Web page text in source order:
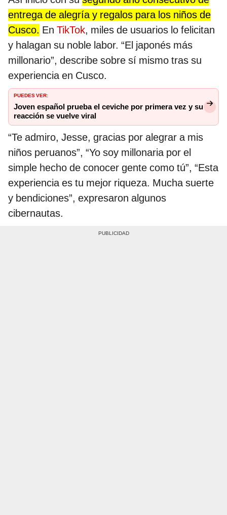
entrega de alegría y regalos para los niños de
Cusco. En TikTok, miles de usuarios lo felicitan
y halagan su noble labor. “El japonés más
millonario”, describe sobre sí mismo tras su
experiencia en Cusco.
PUEDES VER:
Joven español prueba el ceviche por primera vez y su
reacción se vuelve viral
“Te admiro, Jesse, gracias por alegrar a mis
niños peruanos”, “Yo soy millonaria por el
simple hecho de conocer gente como tú”, “Esta
experiencia es tu mejor riqueza. Mucha suerte
y bendiciones”, expresaron algunos
cibernautas.